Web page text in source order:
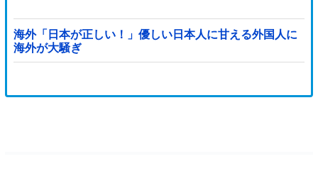
海外「日本が正しい！」優しい日本人に甘える外国人に
海外が大騒ぎ